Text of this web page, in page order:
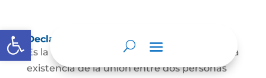
Abrir barra de herramientas
Declaración de Unión Marital de Hecho
Es la manifestación ante juez o notario de la
existencia de la unión entre dos personas